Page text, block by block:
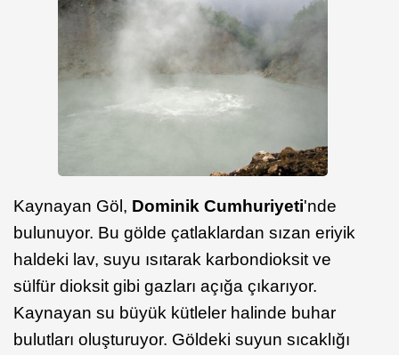
Kaynayan Göl, Dominik Cumhuriyeti'nde
bulunuyor. Bu gölde çatlaklardan sızan eriyik
haldeki lav, suyu ısıtarak karbondioksit ve
sülfür dioksit gibi gazları açığa çıkarıyor.
Kaynayan su büyük kütleler halinde buhar
bulutları oluşturuyor. Göldeki suyun sıcaklığı